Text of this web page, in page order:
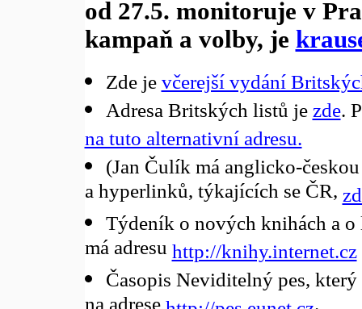
od 27.5. monitoruje v
kampaň a volby, je
Zde je včerejší vydání
Adresa Britských listů je zde.
na tuto alternativní adresu.
(Jan Čulík má anglicko-
a hyperlinků, týkajících se ČR,
Týdeník o nových knihách a
má adresu http://knihy.internet.cz
Časopis Neviditelný pes,